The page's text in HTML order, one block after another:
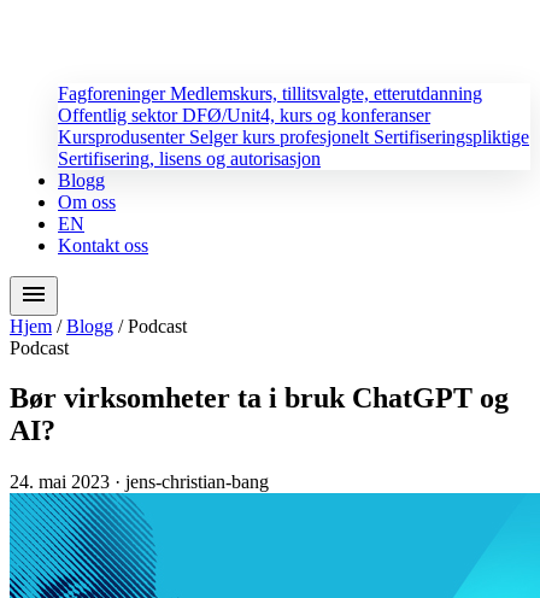
FagforeningerMedlemskurs, tillitsvalgte, etterutdanning
Offentlig sektorDFØ/Unit4, kurs og konferanser
Kursprodusenter Selger kurs profesjonelt Sertifiseringspliktige
Sertifisering, lisens og autorisasjon
Blogg
Om oss
EN
Kontakt oss
menu
Hjem / Blogg / Podcast
Podcast
Bør virksomheter ta i bruk ChatGPT og
AI?
24. mai 2023 · jens-christian-bang